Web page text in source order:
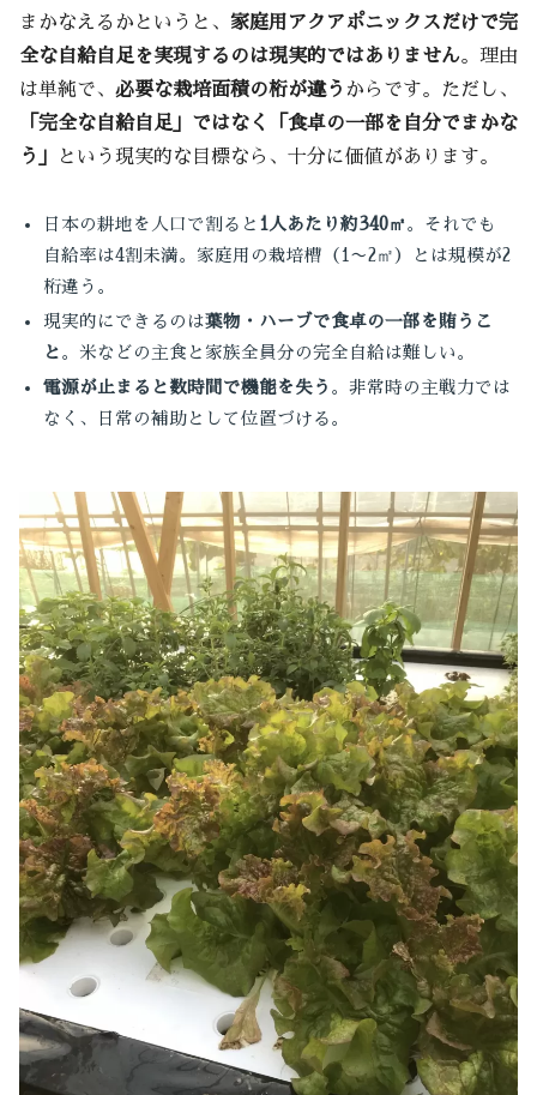
まかなえるかというと、 家庭用アクアポニックスだけで完
全な自給自足を実現するのは現実的ではありません。理由
は単純で、 必要な栽培面積の桁が違う からです。ただし、
「完全な自給自足」ではなく「食卓の一部を自分でまかな
う」
という現実的な目標なら、十分に価値があります。
日本の耕地を人口で割ると 1人あたり約340㎡。それでも
自給率は4割未満。家庭用の栽培槽（1〜2㎡）とは規模が2
桁違う。
現実的にできるのは葉物・ハーブで食卓の一部を賄うこ
と 。米などの主食と家族全員分の完全自給は難しい。
電源が止まると数時間で機能を失う 。非常時の主戦力では
なく、日常の補助として位置づける。